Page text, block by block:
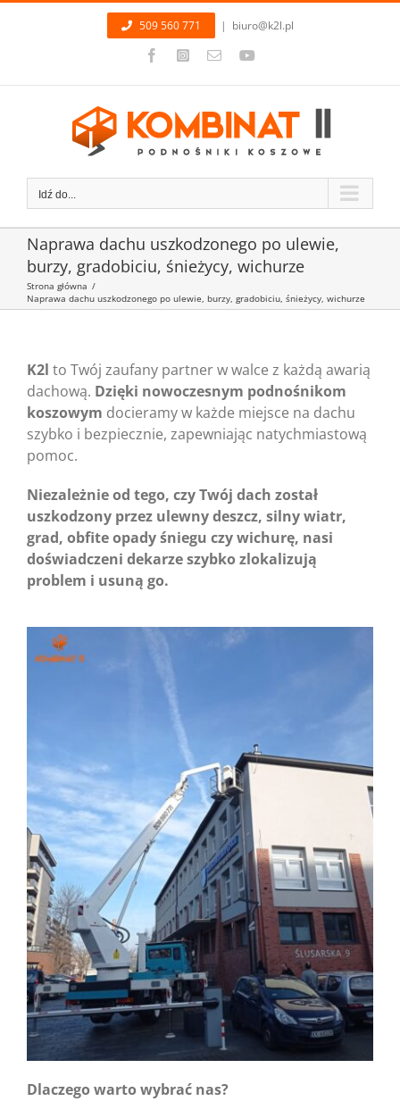
Przejdź
509 560 771 | biuro@k2l.pl
FacebookInstagram
Email
Idź do...
Naprawa dachu uszkodzonego po ulewie,
burzy, gradobiciu, śnieżycy, wichurze
Strona główna /
Naprawa dachu uszkodzonego po ulewie, burzy, gradobiciu, śnieżycy, wichurze
K2l to Twój zaufany partner w walce z każdą awarią
dachową. Dzięki nowoczesnym podnośnikom
koszowym docieramy w każde miejsce na dachu
szybko i bezpiecznie, zapewniając natychmiastową
pomoc.
Niezależnie od tego, czy Twój dach został
uszkodzony przez ulewny deszcz, silny wiatr,
grad, obfite opady śniegu czy wichurę, nasi
doświadczeni dekarze szybko zlokalizują
problem i usuną go.
Dlaczego warto wybrać nas?